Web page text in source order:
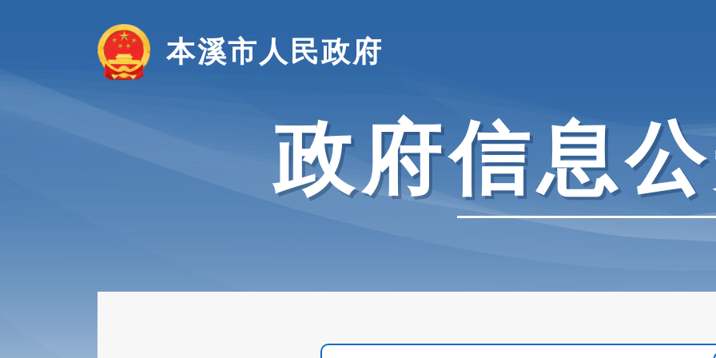
本溪市人民政府
政府信息